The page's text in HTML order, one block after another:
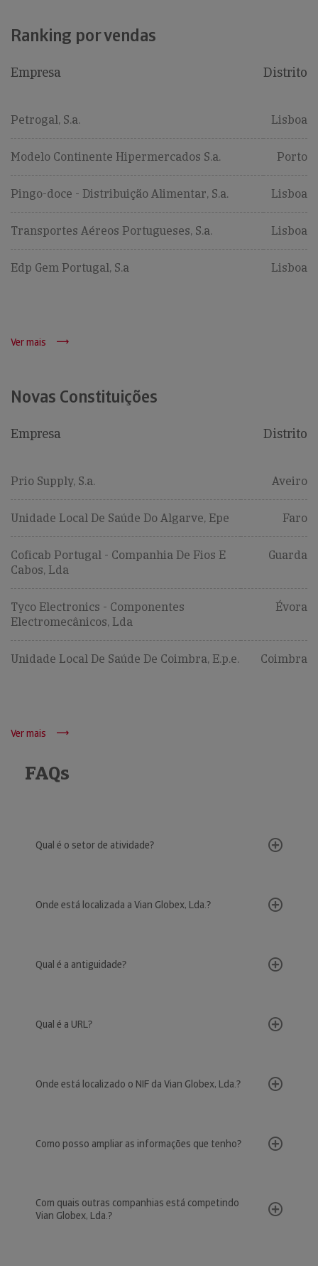
Ranking por vendas
Empresa Distrito
Petrogal, S.a. Lisboa
Modelo Continente Hipermercados S.a. Porto
Pingo-doce - Distribuição Alimentar, S.a. Lisboa
Transportes Aéreos Portugueses, S.a. Lisboa
Edp Gem Portugal, S.a Lisboa
Ver mais
Novas Constituições
Empresa Distrito
Prio Supply, S.a. Aveiro
Unidade Local De Saúde Do Algarve, Epe Faro
Coficab Portugal - Companhia De Fios E
Cabos, Lda
Guarda
Tyco Electronics - Componentes
Electromecânicos, Lda
Évora
Unidade Local De Saúde De Coimbra, E.p.e. Coimbra
Ver mais
FAQs
Qual é o setor de atividade?
Onde está localizada a Vian Globex, Lda.?
Qual é a antiguidade?
Qual é a URL?
Onde está localizado o NIF da Vian Globex, Lda.?
Como posso ampliar as informações que tenho?
Com quais outras companhias está competindo
Vian Globex, Lda.?